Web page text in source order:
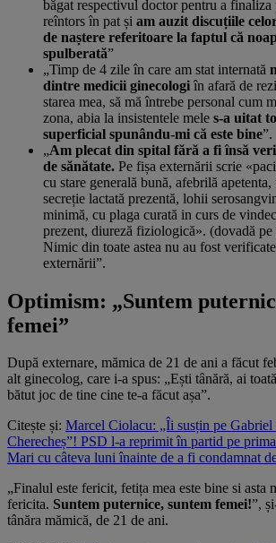
băgat respectivul doctor pentru a
reîntors în pat și am auzit discuțiile
de naștere referitoare la faptul că
spulberată”
„Timp de 4 zile în care am stat internată
dintre medicii ginecologi în afară de
starea mea, să mă întrebe personal cum
zona, abia la insistentele mele s-a uitat
superficial spunându-mi că este bine”.
„Am plecat din spital fără a fi însă
de sănătate. Pe fișa externării scrie
cu stare generală bună, afebrilă
secreție lactată prezentă, lohii
minimă, cu plaga curată in curs de
prezent, diureză fiziologică». (dovadă
Nimic din toate astea nu au fost
externării”.
Optimism: „Suntem
femei”
După externare, mămica de 21 de ani a făcut
alt ginecolog, care i-a spus: „Ești tânără, ai
bătut joc de tine cine te-a făcut așa”.
Citește și: Marcel Ciolacu: „Îi susțin pe Gabriel
Cherecheș”! PSD l-a reprimit în partid pe
Mari cu câteva luni înainte de a fi condamnat
„Finalul este fericit, fetița mea este bine si asta
fericita. Suntem puternice, suntem femei!”,
tânăra mămică, de 21 de ani.